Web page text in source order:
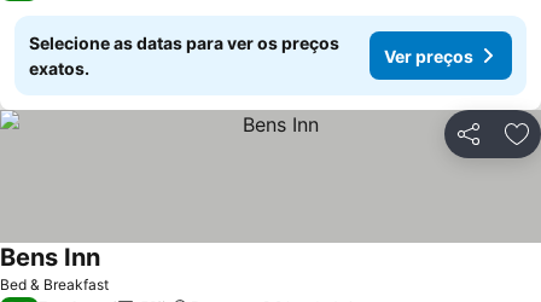
Selecione as datas para ver os preços
exatos.
Ver preços
Partilhar
Bed & Breakfast
Bens InnVer preços